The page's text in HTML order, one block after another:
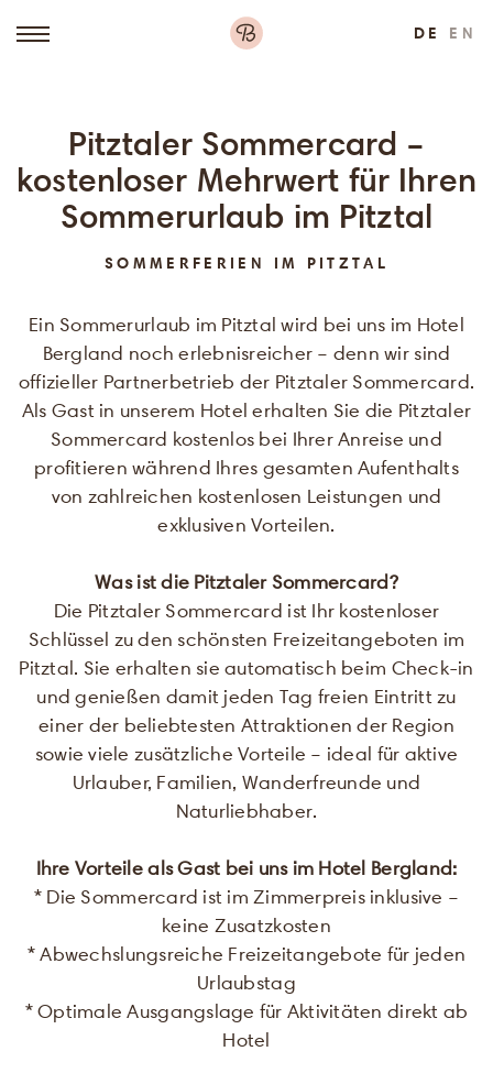
DE EN
Pitztaler Sommercard –
kostenloser Mehrwert für Ihren
Sommerurlaub im Pitztal
SOMMERFERIEN IM PITZTAL
Ein Sommerurlaub im Pitztal wird bei uns im Hotel
Bergland noch erlebnisreicher – denn wir sind
offizieller Partnerbetrieb der Pitztaler Sommercard.
Als Gast in unserem Hotel erhalten Sie die Pitztaler
Sommercard kostenlos bei Ihrer Anreise und
profitieren während Ihres gesamten Aufenthalts
von zahlreichen kostenlosen Leistungen und
exklusiven Vorteilen.
Was ist die Pitztaler Sommercard?
Die Pitztaler Sommercard ist Ihr kostenloser
Schlüssel zu den schönsten Freizeitangeboten im
Pitztal. Sie erhalten sie automatisch beim Check-in
und genießen damit jeden Tag freien Eintritt zu
einer der beliebtesten Attraktionen der Region
sowie viele zusätzliche Vorteile – ideal für aktive
Urlauber, Familien, Wanderfreunde und
Naturliebhaber.
Ihre Vorteile als Gast bei uns im Hotel Bergland:
* Die Sommercard ist im Zimmerpreis inklusive –
keine Zusatzkosten
* Abwechslungsreiche Freizeitangebote für jeden
Urlaubstag
* Optimale Ausgangslage für Aktivitäten direkt ab
Hotel